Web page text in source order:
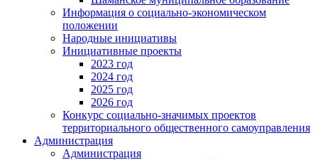
Информация о социально-экономическом
положении
Народные инициативы
Инициативные проекты
2023 год
2024 год
2025 год
2026 год
Конкурс социально-значимых проектов
территориального общественного самоуправления
Администрация
Администрация